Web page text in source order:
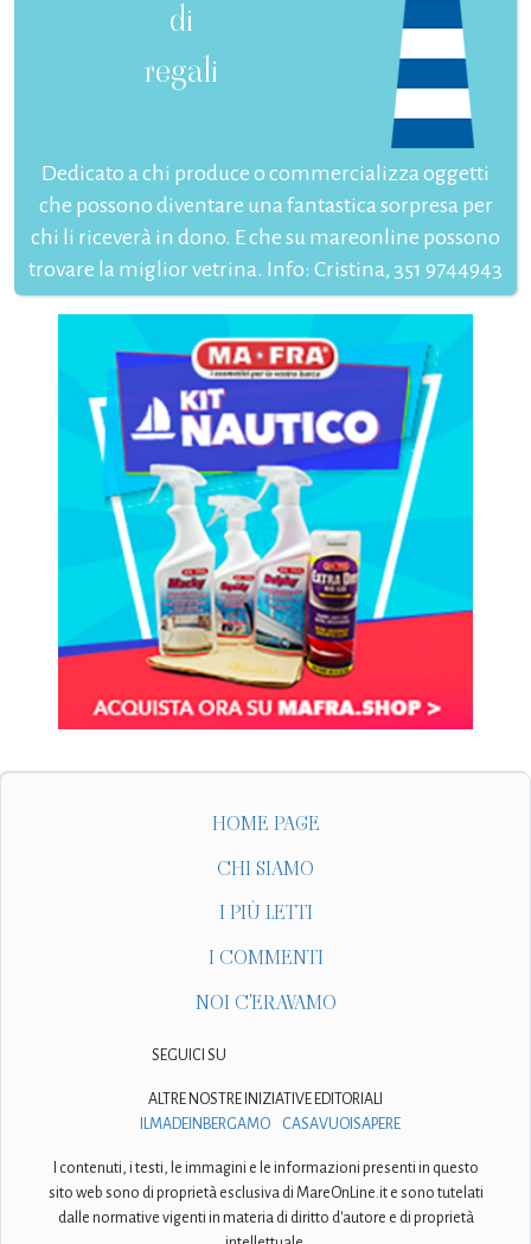
di
regali
Dedicato a chi produce o commercializza oggetti
che possono diventare una fantastica sorpresa per
chi li riceverà in dono. E che su mareonline possono
trovare la miglior vetrina. Info: Cristina, 351 9744943
HOME PAGE
CHI SIAMO
I PIÙ LETTI
I COMMENTI
NOI C'ERAVAMO
SEGUICI SU
ALTRE NOSTRE INIZIATIVE EDITORIALI
ILMADEINBERGAMO
CASAVUOISAPERE
I contenuti, i testi, le immagini e le informazioni presenti in questo
sito web sono di proprietà esclusiva di MareOnLine.it e sono tutelati
dalle normative vigenti in materia di diritto d'autore e di proprietà